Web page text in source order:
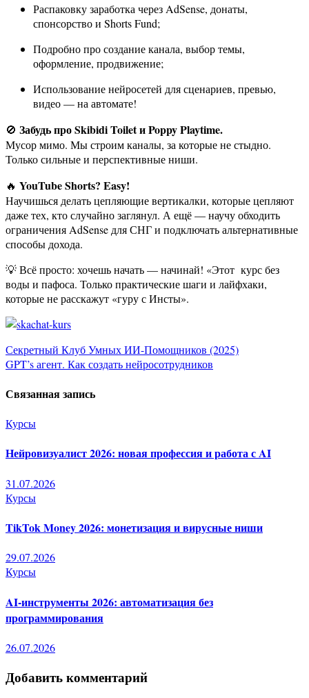
Распаковку заработка через AdSense, донаты,
спонсорство и Shorts Fund;
Подробно про создание канала, выбор темы,
оформление, продвижение;
Использование нейросетей для сценариев, превью,
видео — на автомате!
🚫 Забудь про Skibidi Toilet и Poppy Playtime.
Мусор мимо. Мы строим каналы, за которые не стыдно.
Только сильные и перспективные ниши.
🔥 YouTube Shorts? Easy!
Научишься делать цепляющие вертикалки, которые цепляют
даже тех, кто случайно заглянул. А ещё — научу обходить
ограничения AdSense для СНГ и подключать альтернативные
способы дохода.
💡 Всё просто: хочешь начать — начинай! «Этот курс без
воды и пафоса. Только практические шаги и лайфхаки,
которые не расскажут «гуру с Инсты».
Навигация
по
записям
Секретный Клуб Умных ИИ-Помощников (2025)
GPT’s агент. Как создать нейросотрудников
Связанная запись
Курсы
Нейровизуалист 2026: новая профессия и работа с AI
31.07.2026
Курсы
TikTok Money 2026: монетизация и вирусные ниши
29.07.2026
Курсы
AI-инструменты 2026: автоматизация без
программирования
26.07.2026
Добавить комментарий